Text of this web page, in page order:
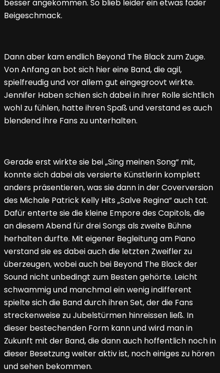
besser angekommen. So blieb leider ein etwas fader
Beigeschmack.
Dann aber kam endlich Beyond The Black zum Zuge.
Von Anfang an bot sich hier eine Band, die agil,
spielfreudig und vor allem gut eingegroovt wirkte.
Jennifer Haben schien sich dabei in ihrer Rolle sichtlich
wohl zu fühlen, hatte ihren Spaß und verstand es auch
blendend ihre Fans zu unterhalten.
Gerade erst wirkte sie bei „Sing meinen Song“ mit,
konnte sich dabei als versierte Künstlerin komplett
anders präsentieren, was sie dann in der Coverversion
des Michale Patrick Kelly Hits „Salve Regina“ auch tat.
Dafür enterte sie die kleine Empore des Capitols, die
an diesem Abend für drei Songs als zweite Bühne
herhalten durfte. Mit eigener Begleitung am Piano
verstand sie es dabei auch die letzten Zweifler zu
überzeugen, wobei auch bei Beyond The Black der
Sound nicht unbedingt zum Besten gehörte. Leicht
schwammig und manchmal ein wenig indifferent
spielte sich die Band durch ihren Set, der die Fans
streckenweise zu Jubelstürmen hinreissen ließ. In
dieser bestechenden Form kann und wird man in
Zukunft mit der Band, die dann auch hoffentlich noch in
dieser Besetzung weiter aktiv ist, noch einiges zu hören
und sehen bekommen.